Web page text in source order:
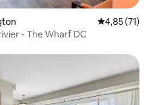
Gemiddelde
4,85 (71)
- The Wharf DC